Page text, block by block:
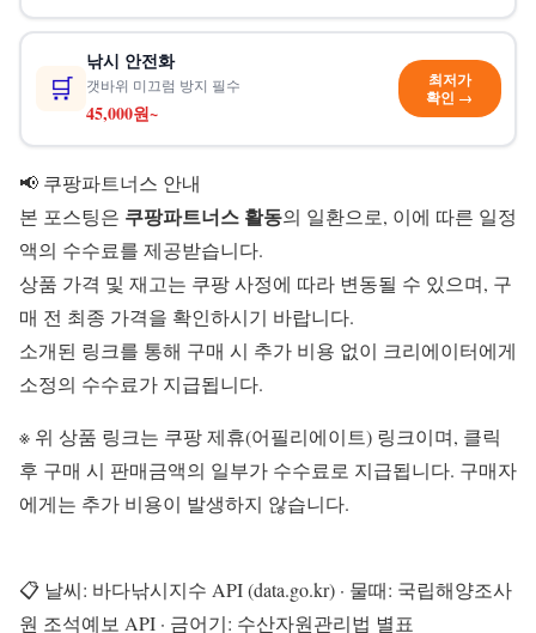
🛒
낚시 안전화
갯바위 미끄럼 방지 필수
45,000원~
최저가
확인 →
📢 쿠팡파트너스 안내
본 포스팅은 쿠팡파트너스 활동의 일환으로, 이에 따른 일정
액의 수수료를 제공받습니다.
상품 가격 및 재고는 쿠팡 사정에 따라 변동될 수 있으며, 구
매 전 최종 가격을 확인하시기 바랍니다.
소개된 링크를 통해 구매 시 추가 비용 없이 크리에이터에게
소정의 수수료가 지급됩니다.
※ 위 상품 링크는 쿠팡 제휴(어필리에이트) 링크이며, 클릭
후 구매 시 판매금액의 일부가 수수료로 지급됩니다. 구매자
에게는 추가 비용이 발생하지 않습니다.
📋 날씨: 바다낚시지수 API (data.go.kr) · 물때: 국립해양조사
원 조석예보 API · 금어기: 수산자원관리법 별표